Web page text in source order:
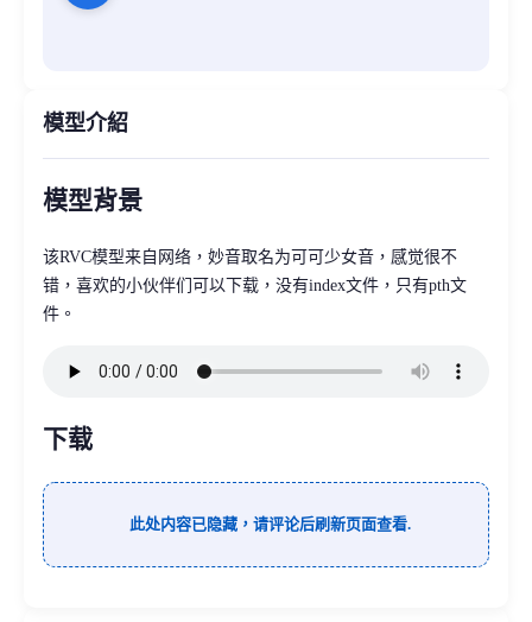
模型介紹
模型背景
该RVC模型来自网络，妙音取名为可可少女音，感觉很不
错，喜欢的小伙伴们可以下载，没有index文件，只有pth文
件。
下载
此处内容已隐藏，请评论后刷新页面查看.